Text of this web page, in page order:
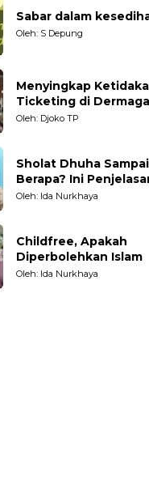
Sabar dalam
Oleh: S Depung
Menyingkap
Ticketing di
Kartini Jepara,
Oleh: Djoko TP
Sholat Dhuha
Berapa? Ini
Oleh: Ida Nurkhaya
Childfree, Apakah
Diperbolehkan Islam
Oleh: Ida Nurkhaya